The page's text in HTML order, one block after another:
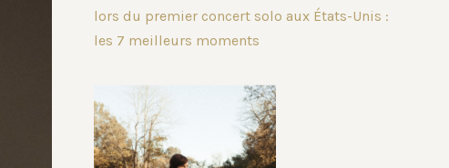
lors du premier concert solo aux États-Unis :
les 7 meilleurs moments